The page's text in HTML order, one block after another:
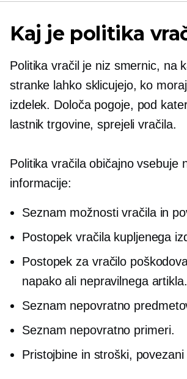
Kaj je politika
Politika vračil je niz smernic, na
stranke lahko sklicujejo, ko
izdelek. Določa pogoje, pod
lastnik trgovine, sprejeli vračila.
Politika vračila običajno vsebuje
informacije:
Seznam možnosti vračila in
Postopek vračila kupljenega
Postopek za vračilo
napako ali nepravilnega artikla.
Seznam nepovratno
Seznam nepovratno primeri.
Pristojbine in stroški,